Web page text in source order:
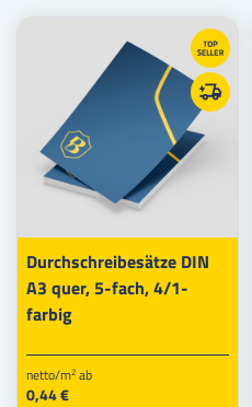
Durchschreibesätze DIN
A3 quer, 5-fach, 4/1-
farbig
netto/m2 ab
0,44 €